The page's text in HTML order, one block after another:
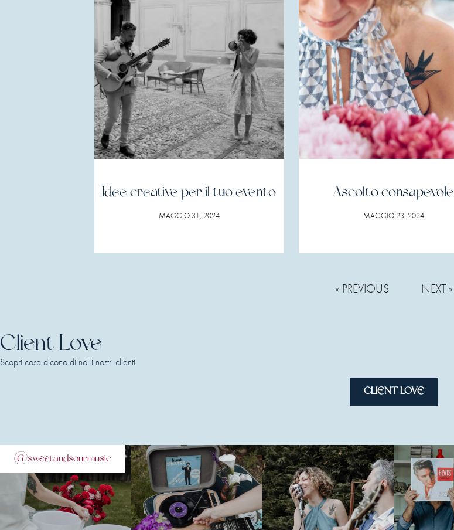
Idee creative per il tuo evento
MAGGIO 31, 2024
Ascolto consapevole
MAGGIO 23, 2024
« PREVIOUS NEXT »
Client Love
Scopri cosa dicono di noi i nostri clienti
CLIENT LOVE
@sweetandsourmusic